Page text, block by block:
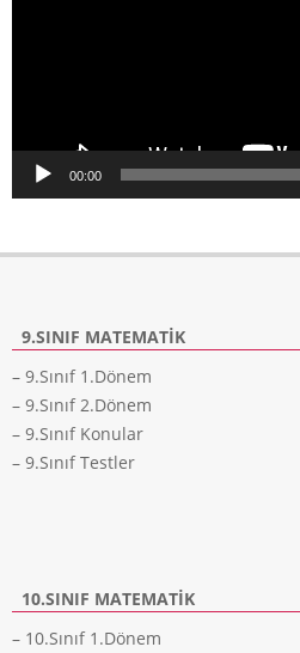
00:00
9.SINIF MATEMATIK
– 9.Sınıf 1.Dönem
– 9.Sınıf 2.Dönem
– 9.Sınıf Konular
– 9.Sınıf Testler
10.SINIF MATEMATIK
– 10.Sınıf 1.Dönem